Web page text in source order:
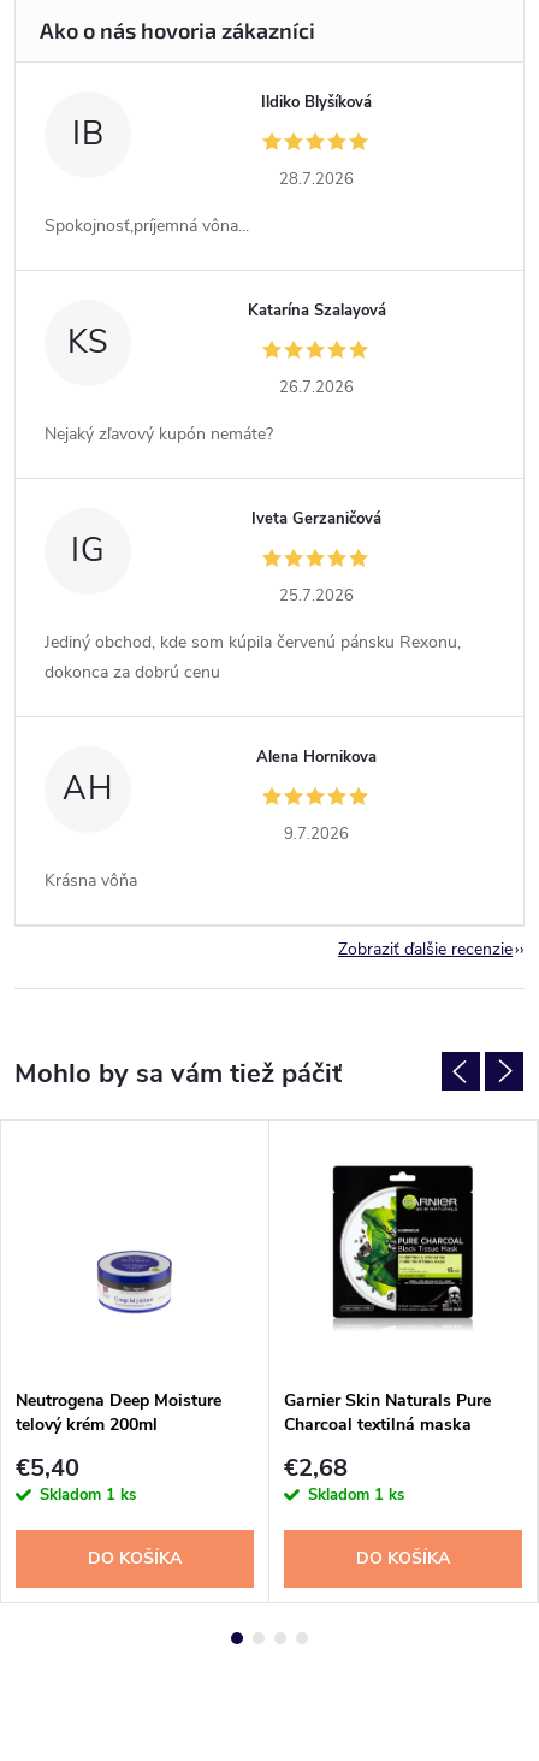
Neutrogena Deep Moisture
telový krém 200ml
€5,40
Skladom 1 ks
DO KOŠÍKA
Garnier Skin Naturals Pure
Charcoal textilná maska
€2,68
Skladom 1 ks
DO KOŠÍKA
IB
Ildiko Blyšíková
28.7.2026
Spokojnosť,príjemná vôna...
KS
Katarína Szalayová
26.7.2026
Nejaký zľavový kupón nemáte?
IG
Iveta Gerzaničová
25.7.2026
Jediný obchod, kde som kúpila červenú pánsku Rexonu,
dokonca za dobrú cenu
AH
Alena Hornikova
9.7.2026
Krásna vôňa
Zobraziť ďalšie recenzie